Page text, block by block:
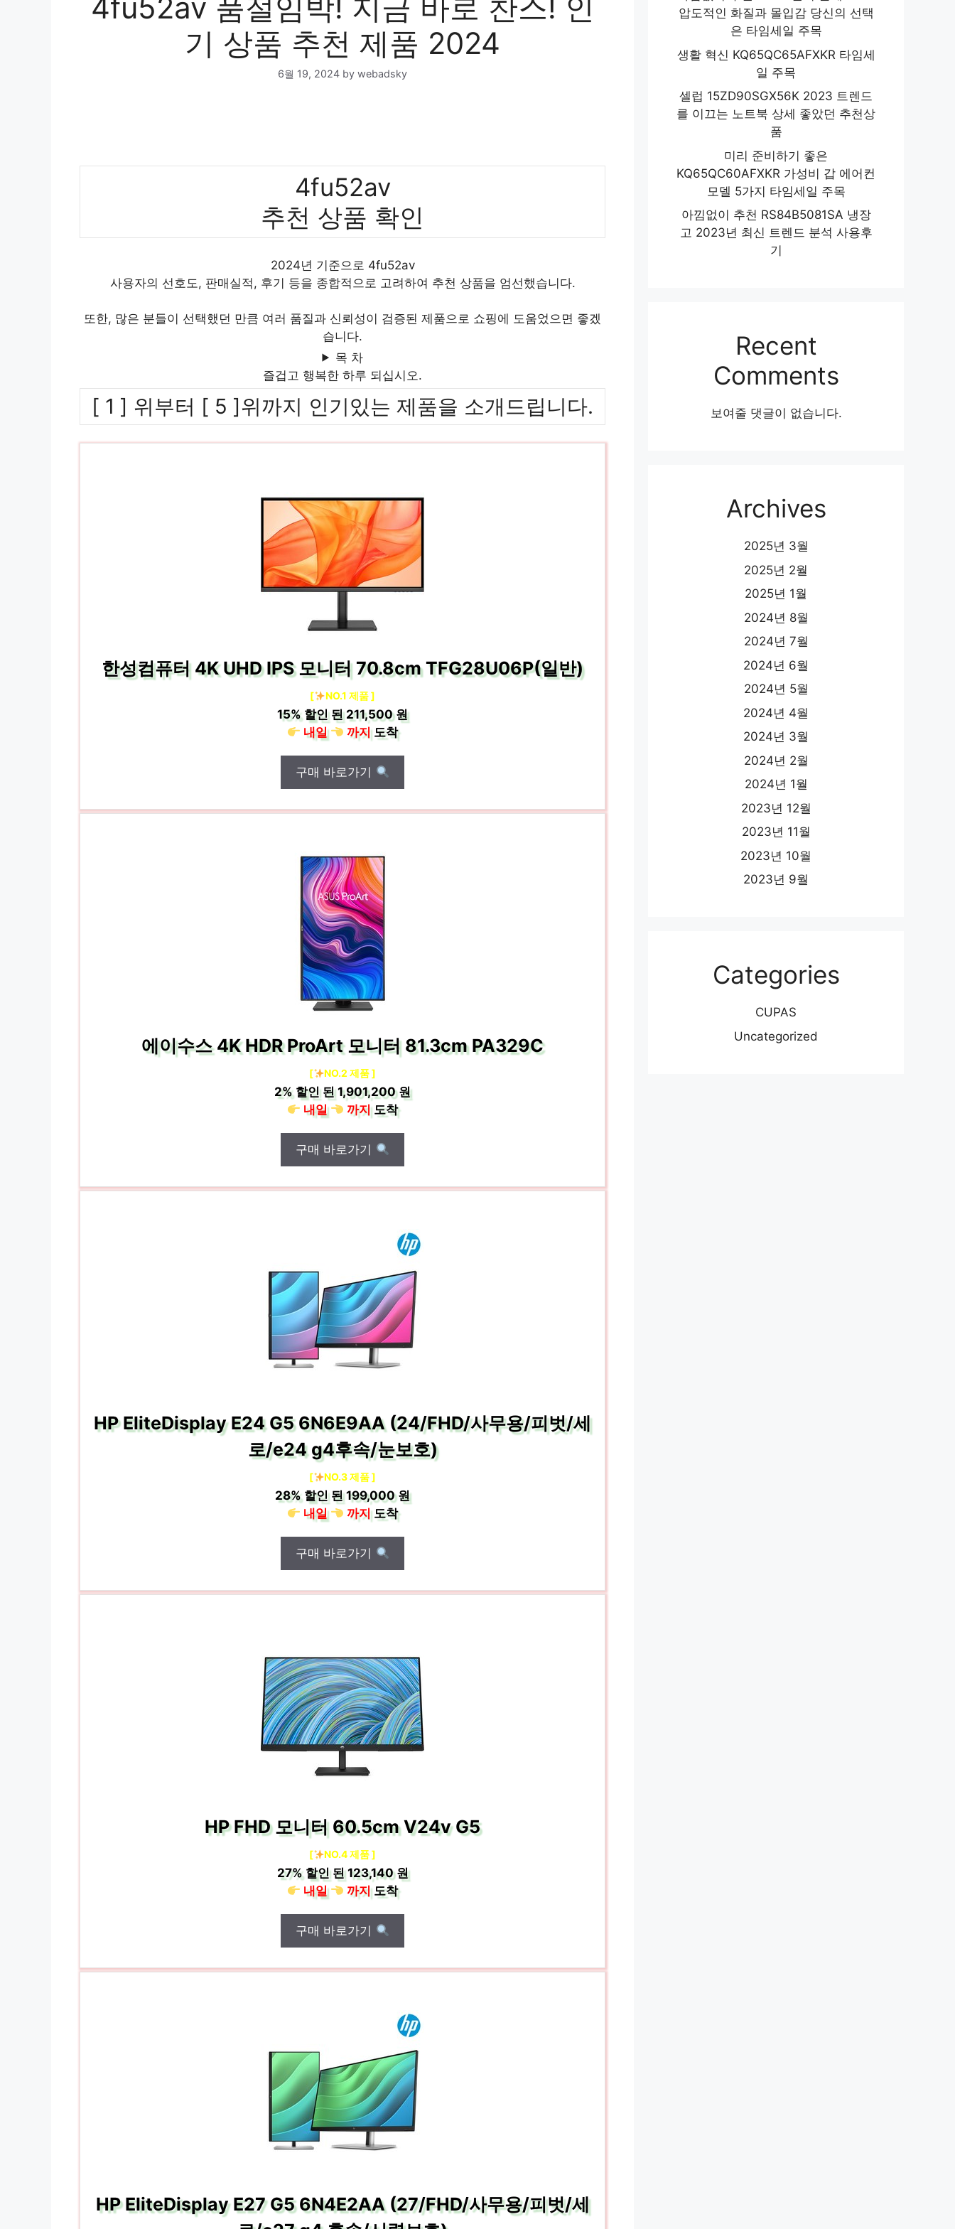
4fu52av 품절임박! 지금 바로 찬스! 인
기 상품 추천 제품 2024
6월 19, 2024 by webadsky
4fu52av
추천 상품 확인
2024년 기준으로 4fu52av
사용자의 선호도, 판매실적, 후기 등을 종합적으로 고려하여 추천 상품을 엄선했습니다.
또한, 많은 분들이 선택했던 만큼 여러 품질과 신뢰성이 검증된 제품으로 쇼핑에 도움었으면 좋겠
습니다.
목 차
즐겁고 행복한 하루 되십시오.
[ 1 ] 위부터 [ 5 ]위까지 인기있는 제품을 소개드립니다.
한성컴퓨터 4K UHD IPS 모니터 70.8cm TFG28U06P(일반)
[ NO.1 제품 ]
15%할인 된211,500 원
내일
까지도착
구매 바로가기
에이수스 4K HDR ProArt 모니터 81.3cm PA329C
[ NO.2 제품 ]
2%할인 된1,901,200 원
내일
까지도착
구매 바로가기
HP EliteDisplay E24 G5 6N6E9AA (24/FHD/사무용/피벗/세
로/e24 g4후속/눈보호)
[ NO.3 제품 ]
28%할인 된199,000 원
내일
까지도착
구매 바로가기
HP FHD 모니터 60.5cm V24v G5
[ NO.4 제품 ]
27%할인 된123,140 원
내일
까지도착
구매 바로가기
HP EliteDisplay E27 G5 6N4E2AA (27/FHD/사무용/피벗/세
압도적인 화질과 몰입감 당신의 선택
은 타임세일 주목
생활 혁신 KQ65QC65AFXKR 타임세
일 주목
셀럽 15ZD90SGX56K 2023 트렌드
를 이끄는 노트북 상세 좋았던 추천상
품
미리 준비하기 좋은
KQ65QC60AFXKR 가성비 갑 에어컨
모델 5가지 타임세일 주목
아낌없이 추천 RS84B5081SA 냉장
고 2023년 최신 트렌드 분석 사용후
기
Recent
Comments
보여줄 댓글이 없습니다.
Archives
2025년 3월
2025년 2월
2025년 1월
2024년 8월
2024년 7월
2024년 6월
2024년 5월
2024년 4월
2024년 3월
2024년 2월
2024년 1월
2023년 12월
2023년 11월
2023년 10월
2023년 9월
Categories
CUPAS
Uncategorized